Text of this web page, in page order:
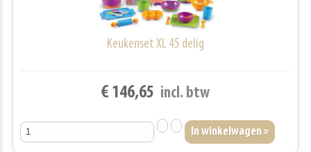
Keukenset XL 45 delig
€ 146,65 incl. btw